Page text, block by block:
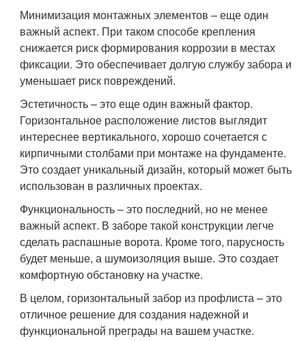
Минимизация монтажных элементов – еще один
важный аспект. При таком способе крепления
снижается риск формирования коррозии в местах
фиксации. Это обеспечивает долгую службу забора и
уменьшает риск повреждений.
Эстетичность – это еще один важный фактор.
Горизонтальное расположение листов выглядит
интереснее вертикального, хорошо сочетается с
кирпичными столбами при монтаже на фундаменте.
Это создает уникальный дизайн, который может быть
использован в различных проектах.
Функциональность – это последний, но не менее
важный аспект. В заборе такой конструкции легче
сделать распашные ворота. Кроме того, парусность
будет меньше, а шумоизоляция выше. Это создает
комфортную обстановку на участке.
В целом, горизонтальный забор из профлиста – это
отличное решение для создания надежной и
функциональной преграды на вашем участке.